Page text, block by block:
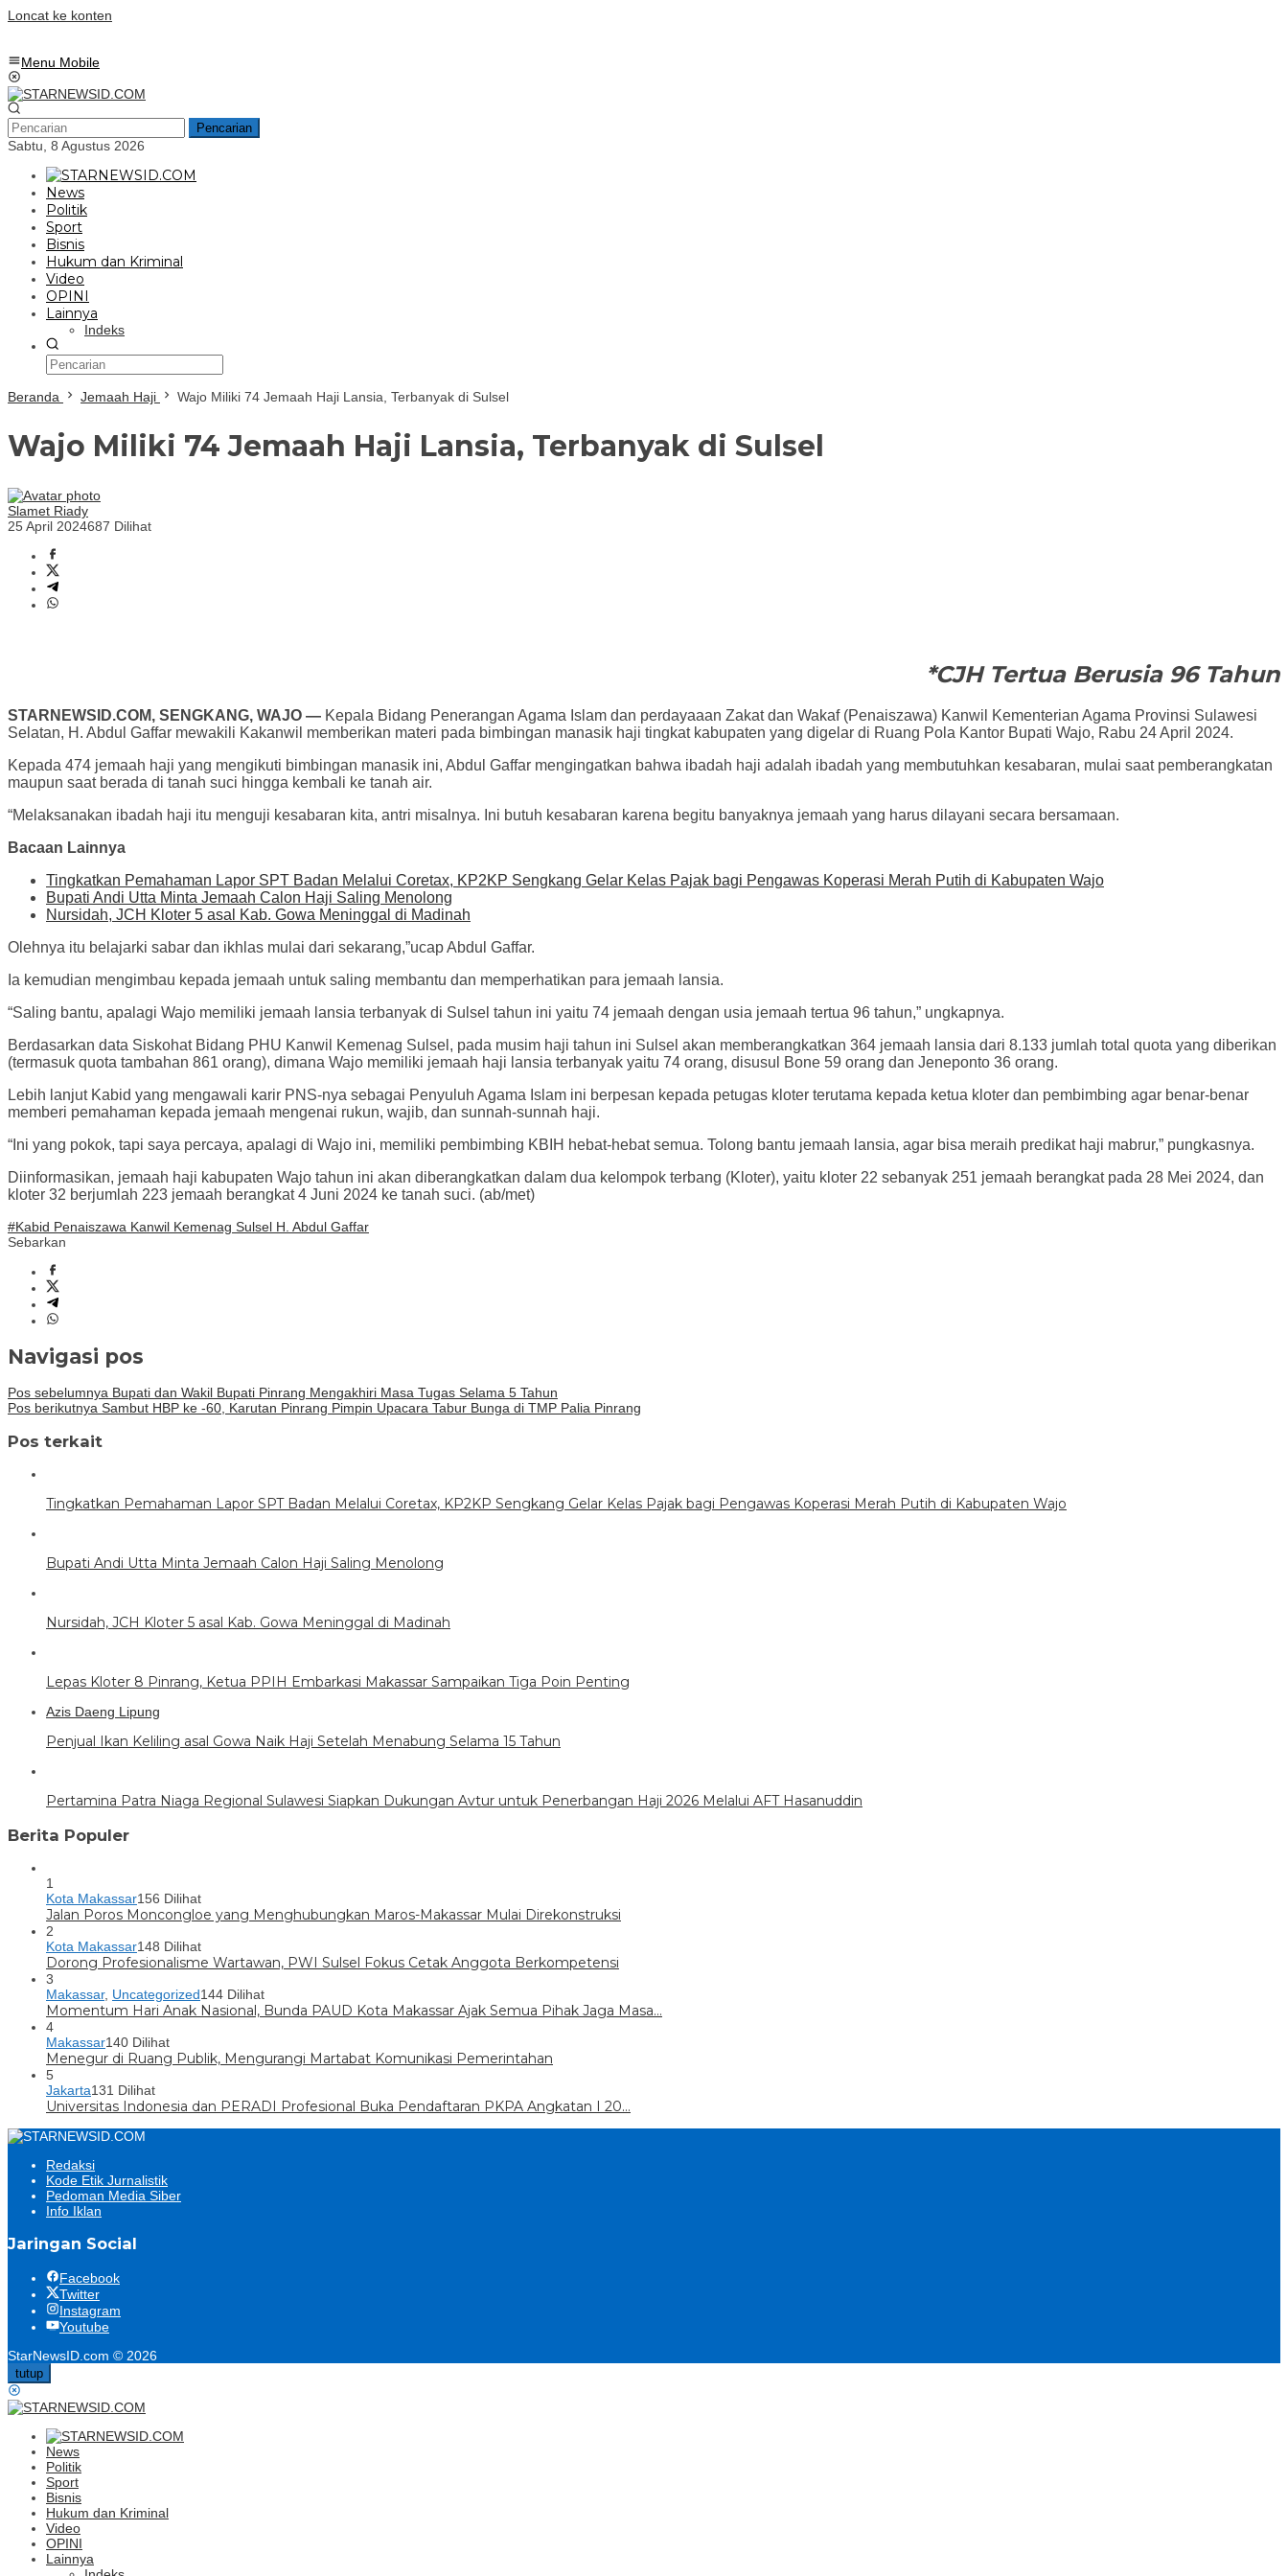
Loncat ke konten
Menu Mobile
Pencarian
Sabtu, 8 Agustus 2026
News
Politik
Sport
Bisnis
Hukum dan Kriminal
Video
OPINI
Lainnya
Indeks
Beranda Jemaah Haji Wajo Miliki 74 Jemaah Haji Lansia, Terbanyak di Sulsel
Wajo Miliki 74 Jemaah Haji Lansia, Terbanyak di Sulsel
Slamet Riady
25 April 2024687 Dilihat
*CJH Tertua Berusia 96 Tahun
STARNEWSID.COM, SENGKANG, WAJO — Kepala Bidang Penerangan Agama Islam dan perdayaaan Zakat dan Wakaf (Penaiszawa) Kanwil Kementerian Agama Provinsi Sulawesi
Selatan, H. Abdul Gaffar mewakili Kakanwil memberikan materi pada bimbingan manasik haji tingkat kabupaten yang digelar di Ruang Pola Kantor Bupati Wajo, Rabu 24 April 2024.
Kepada 474 jemaah haji yang mengikuti bimbingan manasik ini, Abdul Gaffar mengingatkan bahwa ibadah haji adalah ibadah yang membutuhkan kesabaran, mulai saat pemberangkatan
maupun saat berada di tanah suci hingga kembali ke tanah air.
“Melaksanakan ibadah haji itu menguji kesabaran kita, antri misalnya. Ini butuh kesabaran karena begitu banyaknya jemaah yang harus dilayani secara bersamaan.
Bacaan Lainnya
Tingkatkan Pemahaman Lapor SPT Badan Melalui Coretax, KP2KP Sengkang Gelar Kelas Pajak bagi Pengawas Koperasi Merah Putih di Kabupaten Wajo
Bupati Andi Utta Minta Jemaah Calon Haji Saling Menolong
Nursidah, JCH Kloter 5 asal Kab. Gowa Meninggal di Madinah
Olehnya itu belajarki sabar dan ikhlas mulai dari sekarang,”ucap Abdul Gaffar.
Ia kemudian mengimbau kepada jemaah untuk saling membantu dan memperhatikan para jemaah lansia.
“Saling bantu, apalagi Wajo memiliki jemaah lansia terbanyak di Sulsel tahun ini yaitu 74 jemaah dengan usia jemaah tertua 96 tahun,” ungkapnya.
Berdasarkan data Siskohat Bidang PHU Kanwil Kemenag Sulsel, pada musim haji tahun ini Sulsel akan memberangkatkan 364 jemaah lansia dari 8.133 jumlah total quota yang diberikan
(termasuk quota tambahan 861 orang), dimana Wajo memiliki jemaah haji lansia terbanyak yaitu 74 orang, disusul Bone 59 orang dan Jeneponto 36 orang.
Lebih lanjut Kabid yang mengawali karir PNS-nya sebagai Penyuluh Agama Islam ini berpesan kepada petugas kloter terutama kepada ketua kloter dan pembimbing agar benar-benar
memberi pemahaman kepada jemaah mengenai rukun, wajib, dan sunnah-sunnah haji.
“Ini yang pokok, tapi saya percaya, apalagi di Wajo ini, memiliki pembimbing KBIH hebat-hebat semua. Tolong bantu jemaah lansia, agar bisa meraih predikat haji mabrur,” pungkasnya.
Diinformasikan, jemaah haji kabupaten Wajo tahun ini akan diberangkatkan dalam dua kelompok terbang (Kloter), yaitu kloter 22 sebanyak 251 jemaah berangkat pada 28 Mei 2024, dan
kloter 32 berjumlah 223 jemaah berangkat 4 Juni 2024 ke tanah suci. (ab/met)
#Kabid Penaiszawa Kanwil Kemenag Sulsel H. Abdul Gaffar
Sebarkan
Navigasi pos
Pos sebelumnya Bupati dan Wakil Bupati Pinrang Mengakhiri Masa Tugas Selama 5 Tahun
Pos berikutnya Sambut HBP ke -60, Karutan Pinrang Pimpin Upacara Tabur Bunga di TMP Palia Pinrang
Pos terkait
Tingkatkan Pemahaman Lapor SPT Badan Melalui Coretax, KP2KP Sengkang Gelar Kelas Pajak bagi Pengawas Koperasi Merah Putih di Kabupaten Wajo
Bupati Andi Utta Minta Jemaah Calon Haji Saling Menolong
Nursidah, JCH Kloter 5 asal Kab. Gowa Meninggal di Madinah
Lepas Kloter 8 Pinrang, Ketua PPIH Embarkasi Makassar Sampaikan Tiga Poin Penting
Azis Daeng Lipung
Penjual Ikan Keliling asal Gowa Naik Haji Setelah Menabung Selama 15 Tahun
Pertamina Patra Niaga Regional Sulawesi Siapkan Dukungan Avtur untuk Penerbangan Haji 2026 Melalui AFT Hasanuddin
Berita Populer
1
Kota Makassar156 Dilihat
Jalan Poros Moncongloe yang Menghubungkan Maros-Makassar Mulai Direkonstruksi
2
Kota Makassar148 Dilihat
Dorong Profesionalisme Wartawan, PWI Sulsel Fokus Cetak Anggota Berkompetensi
3
Makassar, Uncategorized144 Dilihat
Momentum Hari Anak Nasional, Bunda PAUD Kota Makassar Ajak Semua Pihak Jaga Masa…
4
Makassar140 Dilihat
Menegur di Ruang Publik, Mengurangi Martabat Komunikasi Pemerintahan
5
Jakarta131 Dilihat
Universitas Indonesia dan PERADI Profesional Buka Pendaftaran PKPA Angkatan I 20…
Redaksi
Kode Etik Jurnalistik
Pedoman Media Siber
Info Iklan
Jaringan Social
Facebook
Twitter
Instagram
Youtube
StarNewsID.com © 2026
tutup
News
Politik
Sport
Bisnis
Hukum dan Kriminal
Video
OPINI
Lainnya